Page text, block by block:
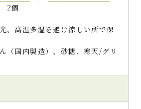
2個
、高温多湿を避け涼しい所で保
（国内製造）、砂糖、寒天/グリ